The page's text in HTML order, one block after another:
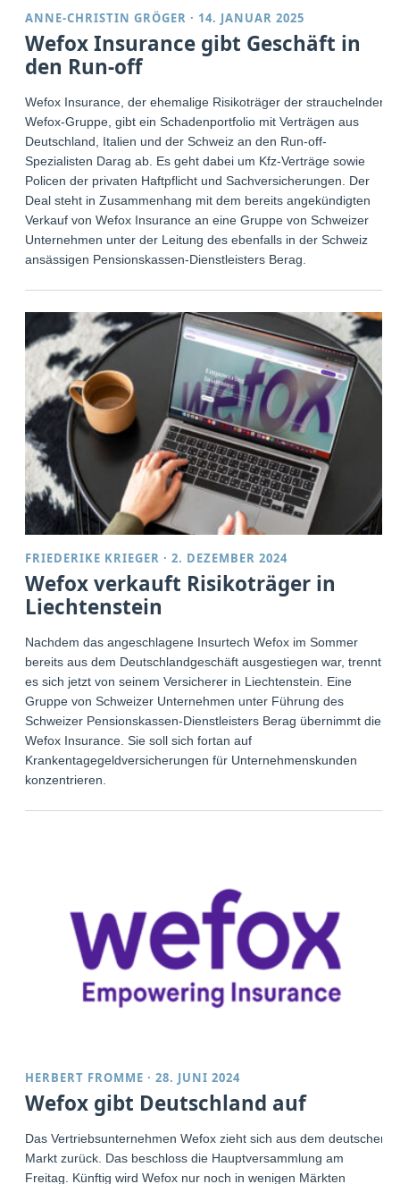
ANNE-CHRISTIN GRÖGER · 14. JANUAR 2025
Wefox Insurance gibt Geschäft in
den Run-off
Wefox Insurance, der ehemalige Risikoträger der strauchelnden
Wefox-Gruppe, gibt ein Schadenportfolio mit Verträgen aus
Deutschland, Italien und der Schweiz an den Run-off-
Spezialisten Darag ab. Es geht dabei um Kfz-Verträge sowie
Policen der privaten Haftpflicht und Sachversicherungen. Der
Deal steht in Zusammenhang mit dem bereits angekündigten
Verkauf von Wefox Insurance an eine Gruppe von Schweizer
Unternehmen unter der Leitung des ebenfalls in der Schweiz
ansässigen Pensionskassen-Dienstleisters Berag.
FRIEDERIKE KRIEGER ·2. DEZEMBER 2024
Wefox verkauft Risikoträger in
Liechtenstein
Nachdem das angeschlagene Insurtech Wefox im Sommer
bereits aus dem Deutschlandgeschäft ausgestiegen war, trennt
es sich jetzt von seinem Versicherer in Liechtenstein. Eine
Gruppe von Schweizer Unternehmen unter Führung des
Schweizer Pensionskassen-Dienstleisters Berag übernimmt die
Wefox Insurance. Sie soll sich fortan auf
Krankentagegeldversicherungen für Unternehmenskunden
konzentrieren.
HERBERT FROMME ·28. JUNI 2024
Wefox gibt Deutschland auf
Das Vertriebsunternehmen Wefox zieht sich aus dem deutschen
Markt zurück. Das beschloss die Hauptversammlung am
Freitag. Künftig wird Wefox nur noch in wenigen Märkten